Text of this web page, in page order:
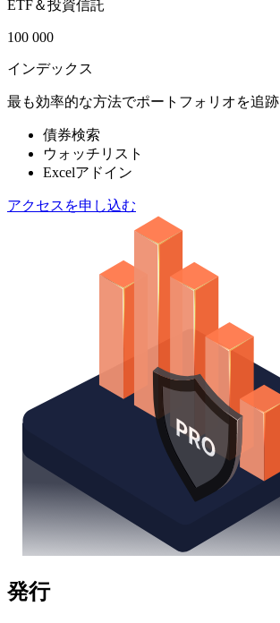
ETF＆投資信託
100 000
インデックス
最も効率的な方法でポートフォリオを追跡
債券検索
ウォッチリスト
Excelアドイン
アクセスを申し込む
発行